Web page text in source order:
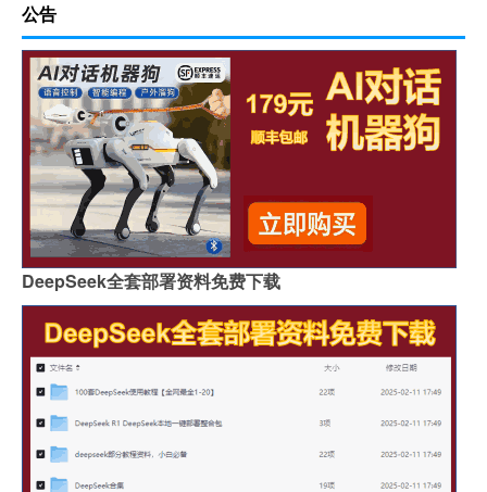
公告
DeepSeek全套部署资料免费下载